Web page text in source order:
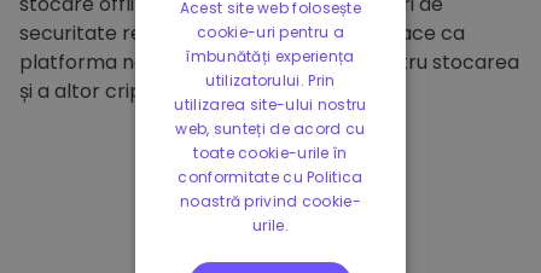
securitate regulate. Această abordare face ca
platforma noastră să fie un paradis pentru stocarea
și a altor criptomonede.
Acest site web folosește
cookie-uri pentru a
îmbunătăți experiența
utilizatorului. Prin
utilizarea site-ului nostru
web, sunteți de acord cu
toate cookie-urile în
conformitate cu Politica
noastră privind cookie-
urile.